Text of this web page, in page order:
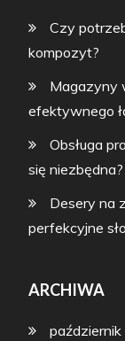
Czy
kompozyt?
Magazyny
efektywnego
Obsługa
się niezbędna?
Desery na
perfekcyjne
ARCHIWA